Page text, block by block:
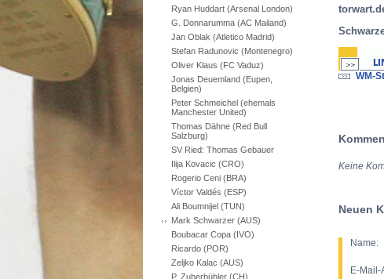
Ryan Huddart (Arsenal London)
G. Donnarumma (AC Mailand)
Jan Oblak (Atletico Madrid)
Stefan Radunovic (Montenegro)
Oliver Klaus (FC Vaduz)
Jonas Deuemland (Eupen,
Belgien)
Peter Schmeichel (ehemals
Manchester United)
Thomas Dähne (Red Bull
Salzburg)
SV Ried: Thomas Gebauer
Ilija Kovacic (CRO)
Rogerio Ceni (BRA)
Víctor Valdés (ESP)
Ali Boumnijel (TUN)
Mark Schwarzer (AUS)
Boubacar Copa (IVO)
Ricardo (POR)
Zeljko Kalac (AUS)
P. Zuberbühler (CH)
WM-
Keine
Neuen
Name:
E-Mail-